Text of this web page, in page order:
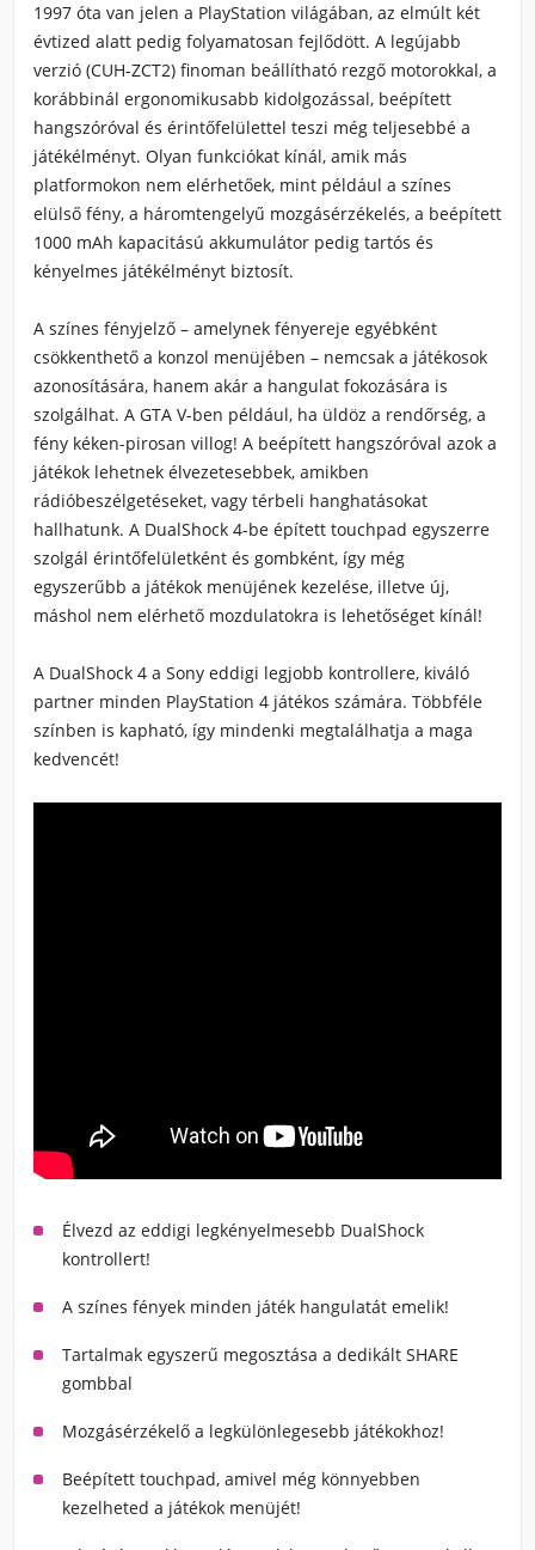
1997 óta van jelen a PlayStation világában, az elmúlt két
évtized alatt pedig folyamatosan fejlődött. A legújabb
verzió (CUH-ZCT2) finoman beállítható rezgő motorokkal, a
korábbinál ergonomikusabb kidolgozással, beépített
hangszóróval és érintőfelülettel teszi még teljesebbé a
játékélményt. Olyan funkciókat kínál, amik más
platformokon nem elérhetőek, mint például a színes
elülső fény, a háromtengelyű mozgásérzékelés, a beépített
1000 mAh kapacitású akkumulátor pedig tartós és
kényelmes játékélményt biztosít.
A színes fényjelző – amelynek fényereje egyébként
csökkenthető a konzol menüjében – nemcsak a játékosok
azonosítására, hanem akár a hangulat fokozására is
szolgálhat. A GTA V-ben például, ha üldöz a rendőrség, a
fény kéken-pirosan villog! A beépített hangszóróval azok a
játékok lehetnek élvezetesebbek, amikben
rádióbeszélgetéseket, vagy térbeli hanghatásokat
hallhatunk. A DualShock 4-be épített touchpad egyszerre
szolgál érintőfelületként és gombként, így még
egyszerűbb a játékok menüjének kezelése, illetve új,
máshol nem elérhető mozdulatokra is lehetőséget kínál!
A DualShock 4 a Sony eddigi legjobb kontrollere, kiváló
partner minden PlayStation 4 játékos számára. Többféle
színben is kapható, így mindenki megtalálhatja a maga
kedvencét!
Élvezd az eddigi legkényelmesebb DualShock
kontrollert!
A színes fények minden játék hangulatát emelik!
Tartalmak egyszerű megosztása a dedikált SHARE
gombbal
Mozgásérzékelő a legkülönlegesebb játékokhoz!
Beépített touchpad, amivel még könnyebben
kezelheted a játékok menüjét!